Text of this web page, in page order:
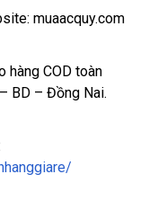
muaacquy.com
COD toàn
– BD – Đồng Nai.